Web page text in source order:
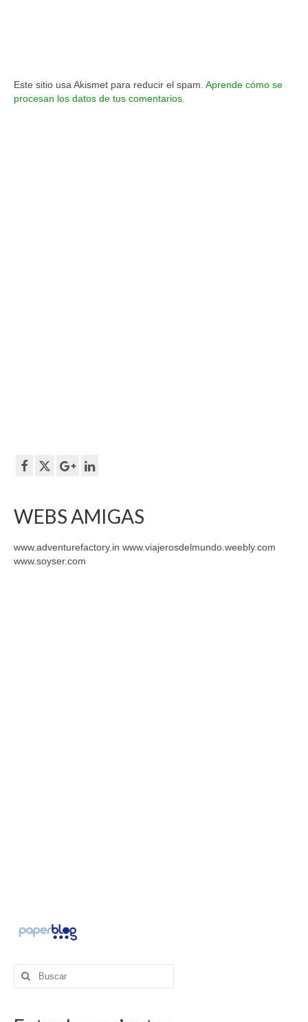
Este sitio usa Akismet para reducir el spam. Aprende cómo se
procesan los datos de tus comentarios.
WEBS AMIGAS
www.adventurefactory.in www.viajerosdelmundo.weebly.com
www.soyser.com
Buscar
por: